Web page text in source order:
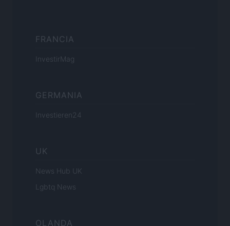
FRANCIA
InvestirMag
GERMANIA
Investieren24
UK
News Hub UK
Lgbtq News
OLANDA